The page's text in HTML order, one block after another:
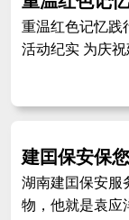
重温红色记忆
活动纪实 为庆
建囯保安保
湖南建囯保安服
物，他就是袁应